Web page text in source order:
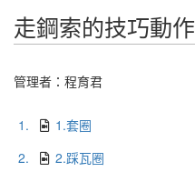
走鋼索的技巧動作
管理者：程育君
1.
1.套圈
2.
2.踩瓦圈